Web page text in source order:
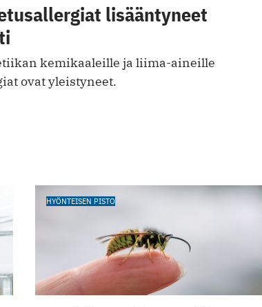
lisääntyneet
kemikaaleille ja liima-aineille
ovat yleistyneet.
HYÖNTEISEN PISTO